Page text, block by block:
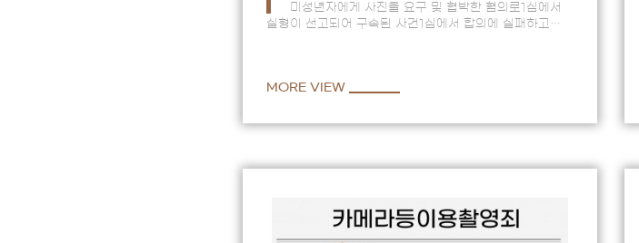
미성년자에게 사진을 요구 및 협박한 혐의로1심에서
실형이 선고되어 구속된 사건1심에서 합의에 실패하고
MORE VIEW